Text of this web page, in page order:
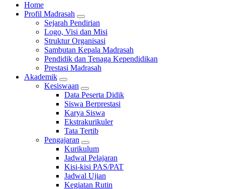
Home
Profil Madrasah
Sejarah Pendirian
Logo, Visi dan Misi
Struktur Organisasi
Sambutan Kepala Madrasah
Pendidik dan Tenaga Kependidikan
Prestasi Madrasah
Akademik
Kesiswaan
Data Peserta Didik
Siswa Berprestasi
Karya Siswa
Ekstrakurikuler
Tata Tertib
Pengajaran
Kurikulum
Jadwal Pelajaran
Kisi-kisi PAS/PAT
Jadwal Ujian
Kegiatan Rutin